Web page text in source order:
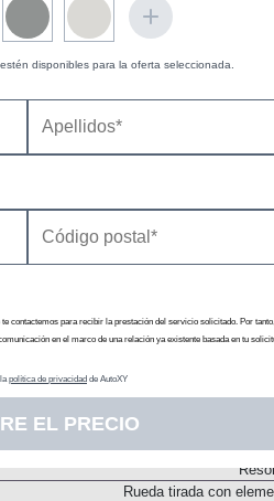
disponibles para la oferta seleccionada.
contactemos para recibir la prestación del servicio solicitado. Por
en el marco de una relación ya existente basada en tu
política de privacidad de AutoXY
EL PRECIO
Dos árboles de
común. Turbo. Geometría